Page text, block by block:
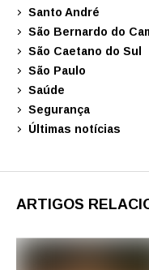
Santo André
São Bernardo do
São Caetano do Sul
São Paulo
Saúde
Segurança
Últimas notícias
ARTIGOS